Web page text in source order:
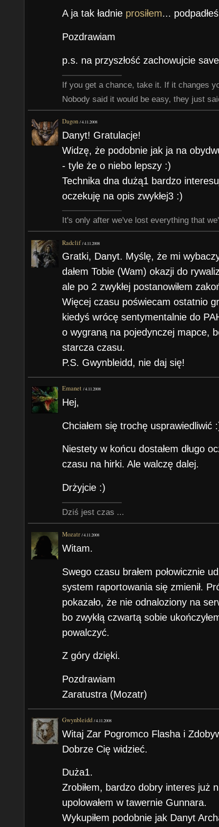
A ja tak ładnie prosiłem...
Pozdrawiam
p.s. na przyszłość zachowujcie
If you get a chance, take it. If it changes
Nobody said it would be easy, they just
Dagon /4.11.2008
Danyt! Gratulacje!
Widzę, że podobnie jak ja na
- tyle że o niebo lepszy :)
Technika dna dużą1 bardzo
oczekuję na opis zwykłej3 :)
It's only after we've lost everything that
Radclif /4.11.2008
Gratki, Danyt. Myślę, że mi
dałem Tobie (Wam) okazji do
ale po 2 zwykłej postanowiłem
Więcej czasu poświecam ostatnio
kiedyś wrócę sentymentalnie do
o wygraną na pojedynczej mapce,
starcza czasu.
P.S. Gwynbleidd, nie daj się!
Emanet /4.11.2008
Hej,
Chciałem się trochę usprawiedliwić
Niestety w końcu dostałem długo
czasu na hirki. Ale walczę dalej.
Drżyjcie :)
Dziś jest czas ...
Mozatr /4.11.2008
Witam.
Swego czasu brałem połowicznie
system raportowania się zmienił.
pokazało, że nie odnaloziony na
bo zwykłą czwartą sobie
powalczyć.
Z góry dzięki.
Pozdrawiam
Zaratustra (Mozatr)
Gwynbleidd /4.11.2008
Witaj Zar Pogromco Flasha i
Dobrze Cię widzieć.
Duża1.
Zrobiłem, bardzo dobry interes już
upolowałem w tawernie Gunnara.
Wykupiłem podobnie jak Danyt